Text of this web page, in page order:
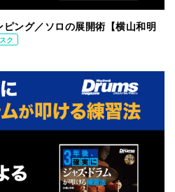
ング／ソロの展開術【横山和明
ク